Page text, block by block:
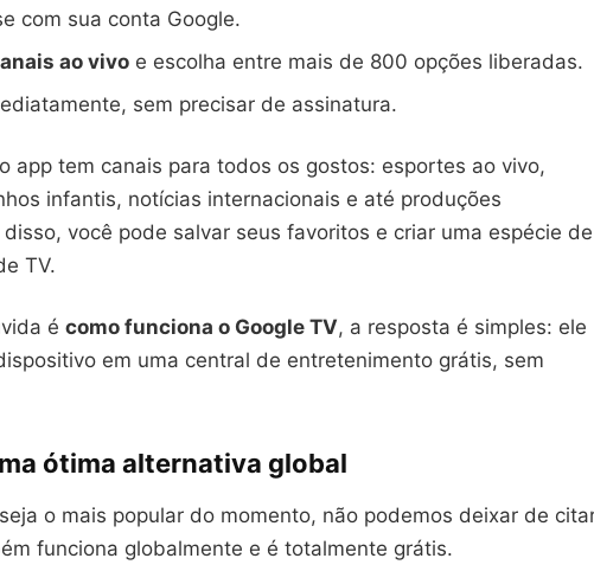
com sua conta Google.
ao vivo e escolha entre mais de 800 opções liberadas.
sem precisar de assinatura.
app tem canais para todos os gostos: esportes ao vivo,
infantis, notícias internacionais e até produções
você pode salvar seus favoritos e criar uma espécie de
TV.
é como funciona o Google TV, a resposta é simples: ele
em uma central de entretenimento grátis, sem
ótima alternativa global
o mais popular do momento, não podemos deixar de
funciona globalmente e é totalmente grátis.